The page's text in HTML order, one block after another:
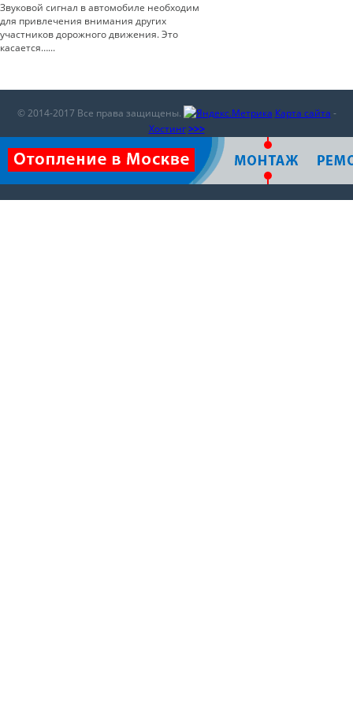
Звуковой сигнал в автомобиле необходим
для привлечения внимания других
участников дорожного движения. Это
касается…...
© 2014-2017 Все права защищены. Карта сайта -
Хостинг >>>